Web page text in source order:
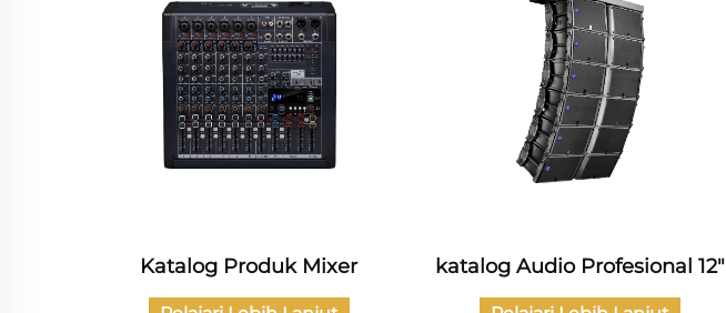
Katalog Produk Mixer katalog Audio Profesional 12"